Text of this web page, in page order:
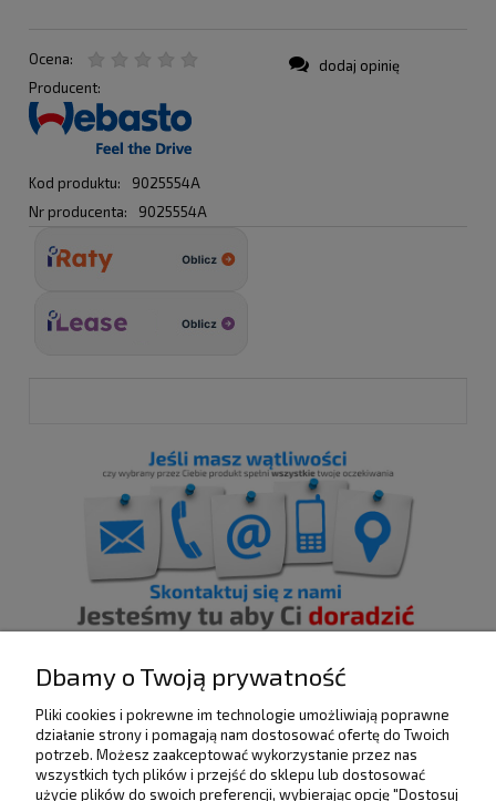
Ocena:
Producent:
Kod produktu:
9025554A
Nr producenta:
9025554A
dodaj opinię
POMOC
Dbamy o Twoją prywatność
Pliki cookies i pokrewne im technologie umożliwiają poprawne
działanie strony i pomagają nam dostosować ofertę do Twoich
potrzeb. Możesz zaakceptować wykorzystanie przez nas
wszystkich tych plików i przejść do sklepu lub dostosować
użycie plików do swoich preferencji, wybierając opcję "Dostosuj